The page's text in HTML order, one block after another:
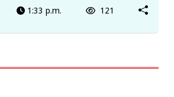
1:33 p.m. 121